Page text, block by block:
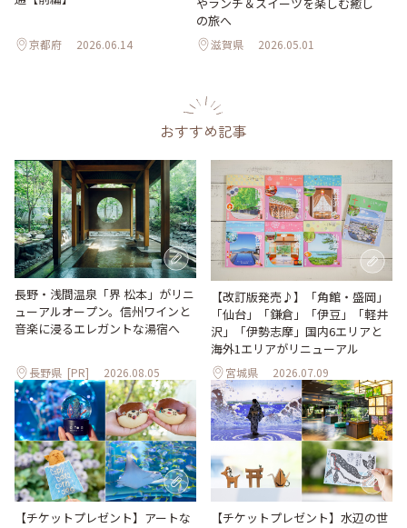
京都府 2026.06.14
の旅へ
滋賀県 2026.05.01
おすすめ記事
長野・浅間温泉「界 松本」がリニ
ューアルオープン。信州ワインと
音楽に浸るエレガントな湯宿へ
長野県 [PR] 2026.08.05
【改訂版発売♪】「角館・盛岡」
「仙台」「鎌倉」「伊豆」「軽井
沢」「伊勢志摩」国内6エリアと
海外1エリアがリニューアル
宮城県 2026.07.09
【チケットプレゼント】アートな
【チケットプレゼント】水辺の世